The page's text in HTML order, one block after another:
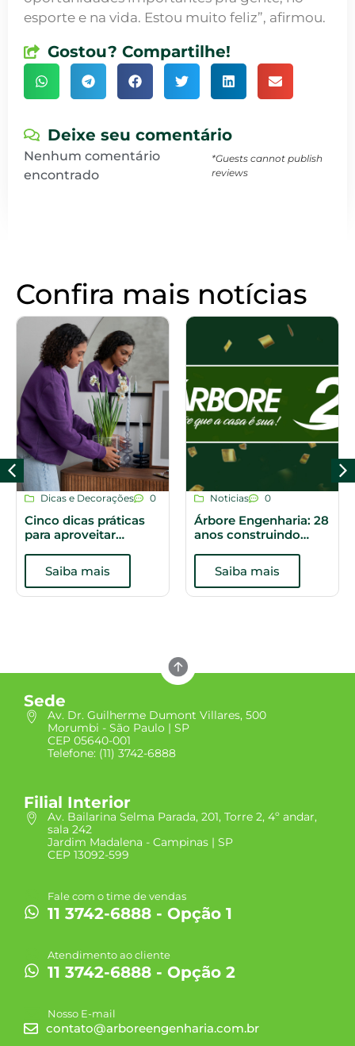
esporte e na vida. Estou muito feliz”, afirmou.
Gostou? Compartilhe!
Deixe seu comentário
Nenhum comentário
encontrado
*Guests cannot publish
reviews
Confira mais notícias
Dicas e Decorações 0
Cinco dicas práticas
para aproveitar
apartamento
Saiba mais
Noticias 0
Árbore Engenharia: 28
anos construindo
Saiba mais
Sede
Av. Dr. Guilherme Dumont Villares, 500
Morumbi - São Paulo | SP
CEP 05640-001
Telefone: (11) 3742-6888
Filial Interior
Av. Bailarina Selma Parada, 201, Torre 2, 4º andar,
sala 242
Jardim Madalena - Campinas | SP
CEP 13092-599
Fale com o time de vendas
11 3742-6888 - Opção 1
Atendimento ao cliente
11 3742-6888 - Opção 2
Nosso E-mail
contato@arboreengenharia.com.br